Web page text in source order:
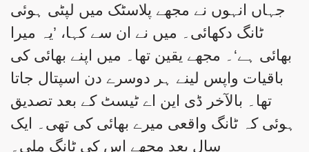
جہاں انہوں نے مجھے پلاسٹک میں لپٹی ہوئی
ٹانگ دکھائی۔ میں نے ان سے کہا، ’یہ میرا
بھائی ہے‘۔ مجھے یقین تھا۔ میں اپنے بھائی کی
باقیات واپس لینے ہر دوسرے دن اسپتال جاتا
تھا۔ بالآخر ڈی این اے ٹیسٹ کے بعد تصدیق
ہوئی کہ ٹانگ واقعی میرے بھائی کی تھی۔ ایک
سال بعد مجھے اس کی ٹانگ ملی۔